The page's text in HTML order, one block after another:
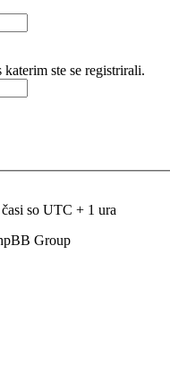
ste se registrirali.
so UTC + 1 ura
Group